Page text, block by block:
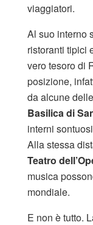
viaggiatori.
Al suo interno
ristoranti tipici
vero tesoro di
posizione,
da alcune
Basilica di
interni
Alla stessa
Teatro
musica
mondiale.
E non è tutto.